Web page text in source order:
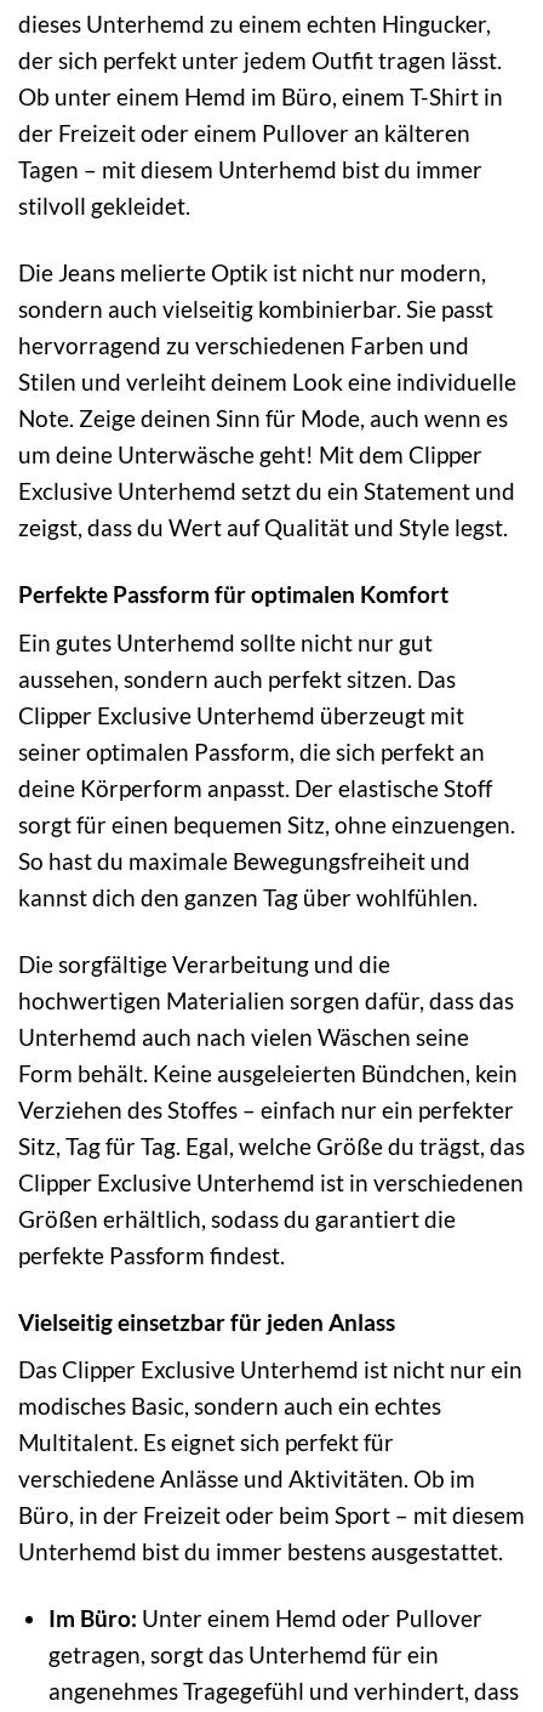
dieses Unterhemd zu einem echten Hingucker,
der sich perfekt unter jedem Outfit tragen lässt.
Ob unter einem Hemd im Büro, einem T-Shirt in
der Freizeit oder einem Pullover an kälteren
Tagen – mit diesem Unterhemd bist du immer
stilvoll gekleidet.
Die Jeans melierte Optik ist nicht nur modern,
sondern auch vielseitig kombinierbar. Sie passt
hervorragend zu verschiedenen Farben und
Stilen und verleiht deinem Look eine individuelle
Note. Zeige deinen Sinn für Mode, auch wenn es
um deine Unterwäsche geht! Mit dem Clipper
Exclusive Unterhemd setzt du ein Statement und
zeigst, dass du Wert auf Qualität und Style legst.
Perfekte Passform für optimalen Komfort
Ein gutes Unterhemd sollte nicht nur gut
aussehen, sondern auch perfekt sitzen. Das
Clipper Exclusive Unterhemd überzeugt mit
seiner optimalen Passform, die sich perfekt an
deine Körperform anpasst. Der elastische Stoff
sorgt für einen bequemen Sitz, ohne einzuengen.
So hast du maximale Bewegungsfreiheit und
kannst dich den ganzen Tag über wohlfühlen.
Die sorgfältige Verarbeitung und die
hochwertigen Materialien sorgen dafür, dass das
Unterhemd auch nach vielen Wäschen seine
Form behält. Keine ausgeleierten Bündchen, kein
Verziehen des Stoffes – einfach nur ein perfekter
Sitz, Tag für Tag. Egal, welche Größe du trägst, das
Clipper Exclusive Unterhemd ist in verschiedenen
Größen erhältlich, sodass du garantiert die
perfekte Passform findest.
Vielseitig einsetzbar für jeden Anlass
Das Clipper Exclusive Unterhemd ist nicht nur ein
modisches Basic, sondern auch ein echtes
Multitalent. Es eignet sich perfekt für
verschiedene Anlässe und Aktivitäten. Ob im
Büro, in der Freizeit oder beim Sport – mit diesem
Unterhemd bist du immer bestens ausgestattet.
Im Büro: Unter einem Hemd oder Pullover
getragen, sorgt das Unterhemd für ein
angenehmes Tragegefühl und verhindert, dass